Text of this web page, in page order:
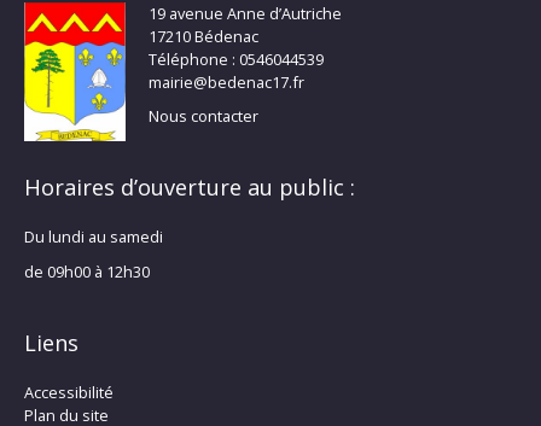
19 avenue Anne d’Autriche
17210 Bédenac
Téléphone : 0546044539
mairie@bedenac17.fr
Nous contacter
Horaires d’ouverture au public :
Du lundi au samedi
de 09h00 à 12h30
Liens
Accessibilité
Plan du site